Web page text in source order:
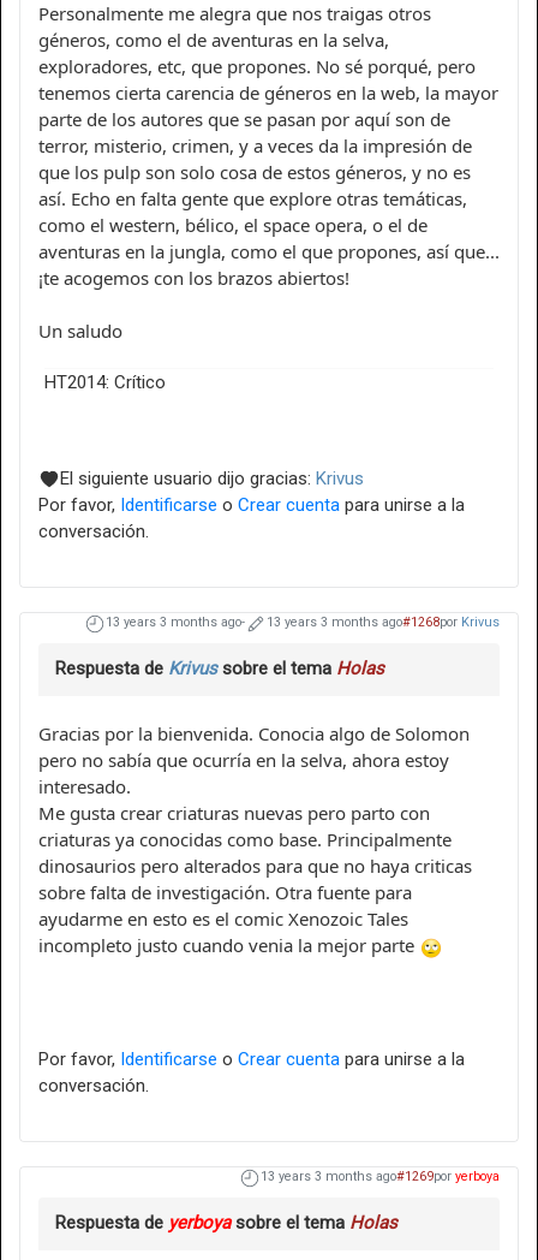
Personalmente me alegra que nos traigas otros
géneros, como el de aventuras en la selva,
exploradores, etc, que propones. No sé porqué, pero
tenemos cierta carencia de géneros en la web, la mayor
parte de los autores que se pasan por aquí son de
terror, misterio, crimen, y a veces da la impresión de
que los pulp son solo cosa de estos géneros, y no es
así. Echo en falta gente que explore otras temáticas,
como el western, bélico, el space opera, o el de
aventuras en la jungla, como el que propones, así que...
¡te acogemos con los brazos abiertos!
Un saludo
HT2014: Crítico
El siguiente usuario dijo gracias: Krivus
Por favor, Identificarse o Crear cuenta para unirse a la
conversación.
13 years 3 months ago- 13 years 3 months ago#1268por Krivus
Respuesta de Krivussobre el tema Holas
Gracias por la bienvenida. Conocia algo de Solomon
pero no sabía que ocurría en la selva, ahora estoy
interesado.
Me gusta crear criaturas nuevas pero parto con
criaturas ya conocidas como base. Principalmente
dinosaurios pero alterados para que no haya criticas
sobre falta de investigación. Otra fuente para
ayudarme en esto es el comic Xenozoic Tales
incompleto justo cuando venia la mejor parte
Por favor, Identificarse o Crear cuenta para unirse a la
conversación.
13 years 3 months ago#1269por yerboya
Respuesta de yerboyasobre el tema Holas